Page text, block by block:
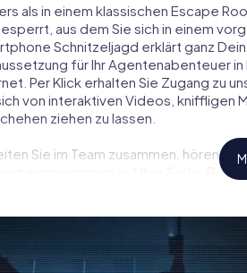
als in einem klassischen Escape
aus dem Sie sich in einem
Schnitzeljagd erklärt ganz
für Ihr Agentenabenteuer
Per Klick erhalten Sie Zugang zu
von interaktiven Videos, kniffligen
ziehen zu lassen.
Sie im Team zusammen, hören
auf Ihre Seite. Bei
im Highscore von Deinze und
Escape Game macht
Sie sich Ihre Tickets in die Welt der